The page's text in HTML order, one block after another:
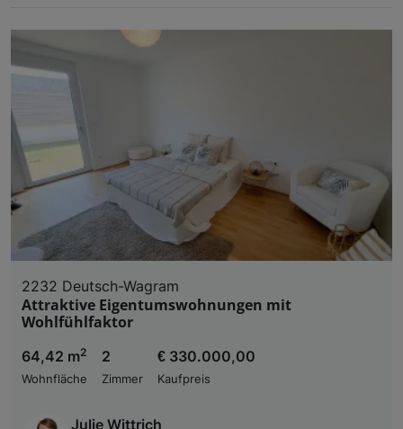
2232 Deutsch-Wagram
Attraktive Eigentumswohnungen mit
Wohlfühlfaktor
64,42 m2
Wohnfläche
2
Zimmer
€ 330.000,00
Kaufpreis
Julie Wittrich